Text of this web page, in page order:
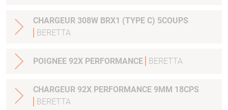
CHARGEUR 308W BRX1 (TYPE C) 5COUPS
BERETTA
POIGNEE 92X PERFORMANCE BERETTA
CHARGEUR 92X PERFORMANCE 9MM 18CPS
BERETTA